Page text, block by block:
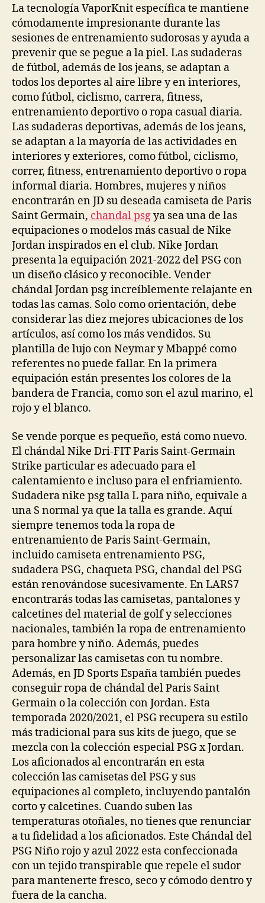
La tecnología VaporKnit específica te mantiene
cómodamente impresionante durante las
sesiones de entrenamiento sudorosas y ayuda a
prevenir que se pegue a la piel. Las sudaderas
de fútbol, además de los jeans, se adaptan a
todos los deportes al aire libre y en interiores,
como fútbol, ciclismo, carrera, fitness,
entrenamiento deportivo o ropa casual diaria.
Las sudaderas deportivas, además de los jeans,
se adaptan a la mayoría de las actividades en
interiores y exteriores, como fútbol, ciclismo,
correr, fitness, entrenamiento deportivo o ropa
informal diaria. Hombres, mujeres y niños
encontrarán en JD su deseada camiseta de Paris
Saint Germain, chandal psgya sea una de las
equipaciones o modelos más casual de Nike
Jordan inspirados en el club. Nike Jordan
presenta la equipación 2021-2022 del PSG con
un diseño clásico y reconocible. Vender
chándal Jordan psg increíblemente relajante en
todas las camas. Solo como orientación, debe
considerar las diez mejores ubicaciones de los
artículos, así como los más vendidos. Su
plantilla de lujo con Neymar y Mbappé como
referentes no puede fallar. En la primera
equipación están presentes los colores de la
bandera de Francia, como son el azul marino, el
rojo y el blanco.
Se vende porque es pequeño, está como nuevo.
El chándal Nike Dri-FIT Paris Saint-Germain
Strike particular es adecuado para el
calentamiento e incluso para el enfriamiento.
Sudadera nike psg talla L para niño, equivale a
una S normal ya que la talla es grande. Aquí
siempre tenemos toda la ropa de
entrenamiento de Paris Saint-Germain,
incluido camiseta entrenamiento PSG,
sudadera PSG, chaqueta PSG, chandal del PSG
están renovándose sucesivamente. En LARS7
encontrarás todas las camisetas, pantalones y
calcetines del material de golf y selecciones
nacionales, también la ropa de entrenamiento
para hombre y niño. Además, puedes
personalizar las camisetas con tu nombre.
Además, en JD Sports España también puedes
conseguir ropa de chándal del Paris Saint
Germain o la colección con Jordan. Esta
temporada 2020/2021, el PSG recupera su estilo
más tradicional para sus kits de juego, que se
mezcla con la colección especial PSG x Jordan.
Los aficionados al encontrarán en esta
colección las camisetas del PSG y sus
equipaciones al completo, incluyendo pantalón
corto y calcetines. Cuando suben las
temperaturas otoñales, no tienes que renunciar
a tu fidelidad a los aficionados. Este Chándal del
PSG Niño rojo y azul 2022 esta confeccionada
con un tejido transpirable que repele el sudor
para mantenerte fresco, seco y cómodo dentro y
fuera de la cancha.